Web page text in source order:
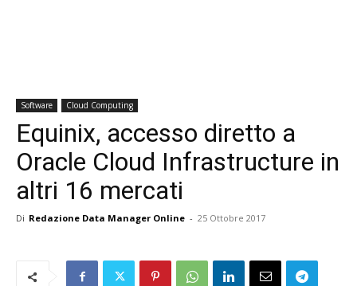
Software Cloud Computing
Equinix, accesso diretto a
Oracle Cloud Infrastructure in
altri 16 mercati
Di Redazione Data Manager Online - 25 Ottobre 2017